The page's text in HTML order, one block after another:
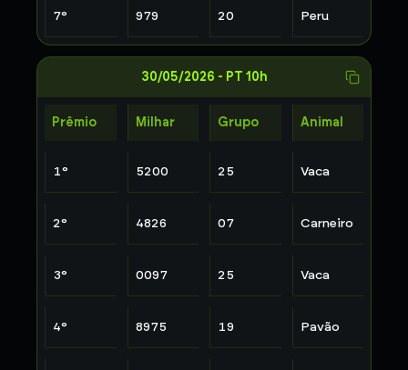
7° 979 20 Peru
30/05/2026 - PT 10h
Prêmio Milhar Grupo Animal
1° 5200 25 Vaca
2° 4826 07 Carneiro
3° 0097 25 Vaca
4° 8975 19 Pavão